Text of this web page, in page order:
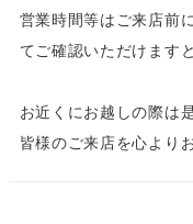
営業時間等はご来店前
てご確認いただけます
お近くにお越しの際は
皆様のご来店を心より